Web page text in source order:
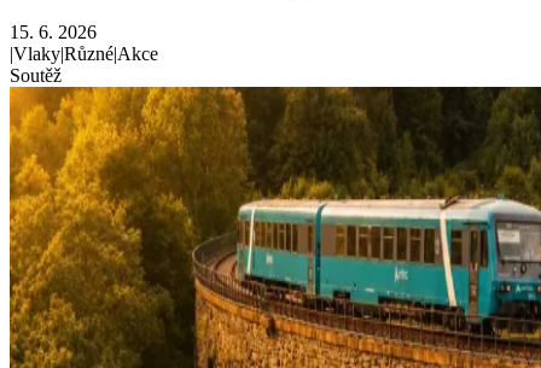
15. 6. 2026
|Vlaky|Různé|Akce
Soutěž